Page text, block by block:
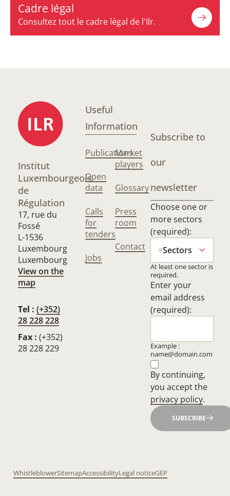
Cadre légal
Consultez tout le cadre légal de l'Ilr.
Institut
Luxembourgeois
de
Régulation
17, rue du
Fossé
L-1536
Luxembourg
Luxembourg
View on the
map
Tel : (+352)
28 228 228
Fax : (+352)
28 228 229
Useful
Information
Publications
Open
data
Calls
for
tenders
Jobs
Market
players
Glossary
Press
room
Contact
Subscribe to
our
newsletter
Choose one or
more sectors
(required):
Sectors
At least one sector is
required.
Enter your
email address
(required):
Example :
name@domain.com
By continuing,
you accept the
privacy policy.
SUBSCRIBE
WhistleblowerSitemapAccessibilityLegal noticeGEP